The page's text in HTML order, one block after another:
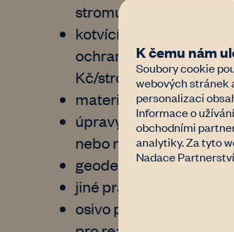
stromu je 1 500 Kč
kotvící, ochranný a
ochrana kmene/nátěr,
Kč/strom včetně DPH;
materiál potřebný k
úpravy terénu –
nebo modelování
geodetické vytyčení
jiné práce realizované
osivo pro zatravnění,
K čemu nám
Soubory cookie
webových stránek
personalizaci
Informace o
obchodními
analytiky. Za tyto
Nadace